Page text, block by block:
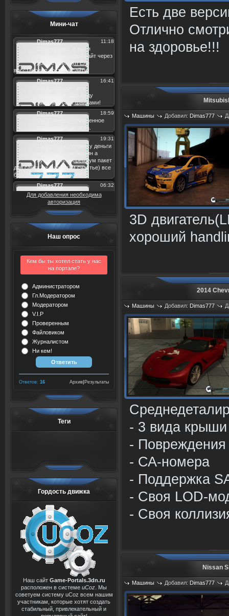
Мини-чат
Для добавления необходима
авторизация
Наш опрос
Кем бы ты хотел стать у нас
на портале?
Администратором
Гл.Модератором
Модератором
V.I.P
Проверенным
Файловиком
Журналистом
Ни кем!
Ответов: 16 Результаты
Архив
Теги
Гордость движка
Наш сайт Game-Portals.3dn.ru
расположен в системе uCoz . Мы
советуем систему uCoz всем нашим
участникам, которые хотят создать
стабильный, привлекательный и
Есть две
Отлично
на здоровье!!!
Машины Добавил: Dimas777
Просмотров: 889
3D
хороший
2014
Машины Добавил: Dimas777
Просмотров: 735
- 3 вида крыши
- Повреждения
- СА-номера
- Поддержка
- Своя LOD-
- Своя
Nissan
Машины Добавил: Dimas777
Просмотров: 1370